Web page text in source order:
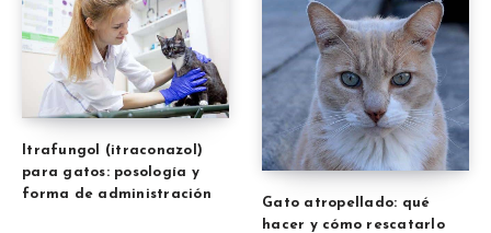
Itrafungol (itraconazol)
para gatos: posología y
forma de administración
Gato atropellado: qué
hacer y cómo rescatarlo